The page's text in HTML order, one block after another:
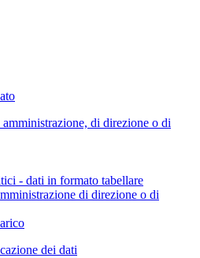
di direzione o di
- dati in formato tabellare
di direzione o di
dei dati